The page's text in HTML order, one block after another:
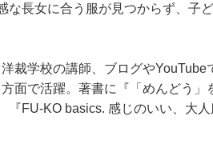
長女に合う服が見つからず、子
裁学校の講師、ブログやYouTube
面で活躍。著書に『「めんどう」
、『FU-KO basics. 感じのいい、大